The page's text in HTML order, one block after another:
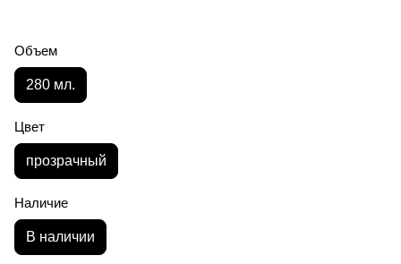
Объем
280 мл.
Цвет
прозрачный
Наличие
В наличии